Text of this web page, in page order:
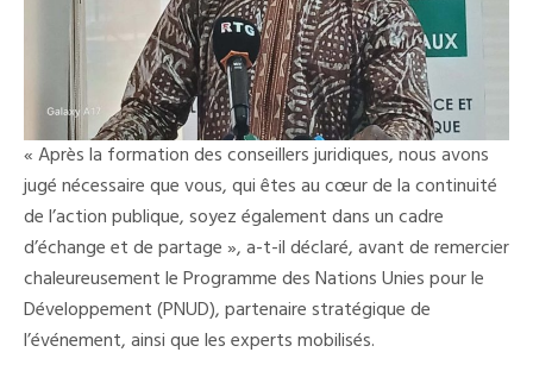
« Après la formation des conseillers juridiques, nous avons
jugé nécessaire que vous, qui êtes au cœur de la continuité
de l’action publique, soyez également dans un cadre
d’échange et de partage », a-t-il déclaré, avant de remercier
chaleureusement le Programme des Nations Unies pour le
Développement (PNUD), partenaire stratégique de
l’événement, ainsi que les experts mobilisés.